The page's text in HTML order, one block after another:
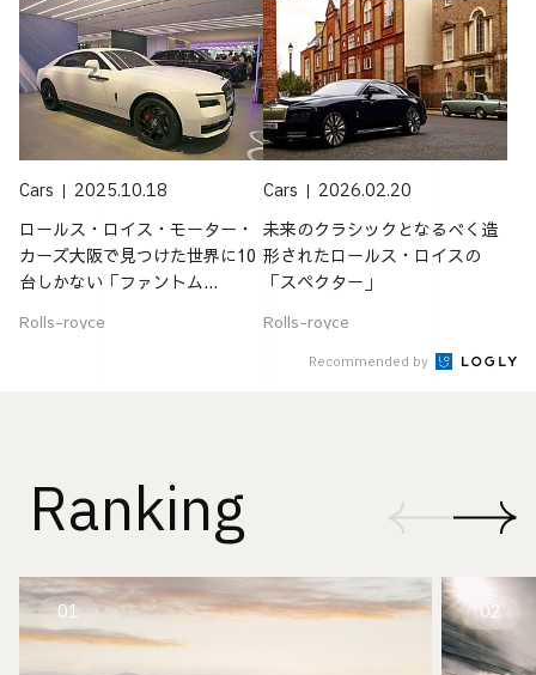
Cars 2025.10.18
ロールス・ロイス・モーター・
カーズ大阪で見つけた世界に10
台しかない「ファントム...
Rolls-royce
Cars 2026.02.20
未来のクラシックとなるべく造
形されたロールス・ロイスの
「スペクター」
Rolls-royce
Recommended by
Ranking
01 02